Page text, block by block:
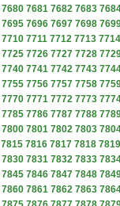
7680 7681 7682 7683
7695 7696 7697 7698
7710 7711 7712 7713 7714
7725 7726 7727 7728
7740 7741 7742 7743
7755 7756 7757 7758
7770 7771 7772 7773
7785 7786 7787 7788
7800 7801 7802 7803
7815 7816 7817 7818 7819
7830 7831 7832 7833
7845 7846 7847 7848
7860 7861 7862 7863